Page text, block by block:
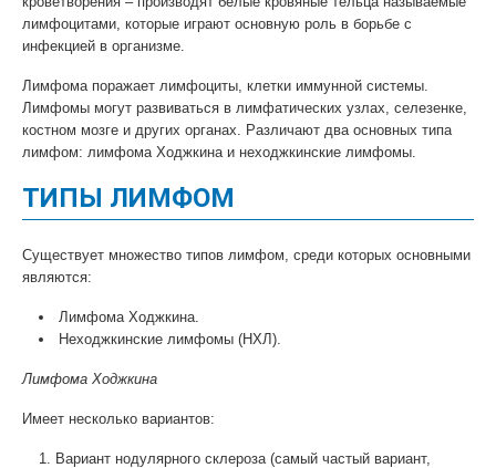
лимфоцитами, которые играют основную роль в борьбе с
инфекцией в организме.
Лимфома поражает лимфоциты, клетки иммунной системы.
Лимфомы могут развиваться в лимфатических узлах, селезенке,
костном мозге и других органах. Различают два основных типа
лимфом: лимфома Ходжкина и неходжкинские лимфомы.
ТИПЫ ЛИМФОМ
Существует множество типов лимфом, среди которых основными
являются:
Лимфома Ходжкина.
Неходжкинские лимфомы (НХЛ).
Лимфома Ходжкина
Имеет несколько вариантов:
Вариант нодулярного склероза (самый частый вариант,